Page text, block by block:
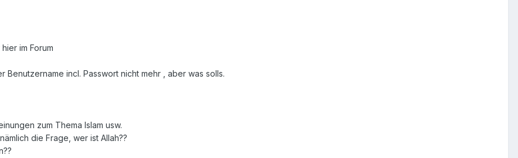
im Forum
Benutzername incl. Passwort nicht mehr , aber was solls.
zum Thema Islam usw.
die Frage, wer ist Allah??